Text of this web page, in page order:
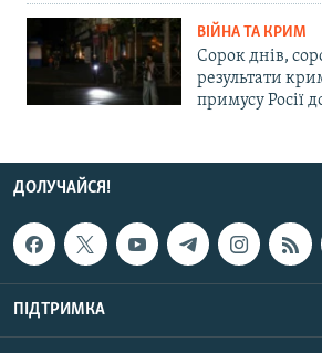
ВІЙНА ТА КРИМ
Сорок днів,
результати
примусу Росії
ДОЛУЧАЙСЯ!
ПІДТРИМКА